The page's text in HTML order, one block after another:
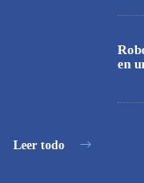
en
Leer todo